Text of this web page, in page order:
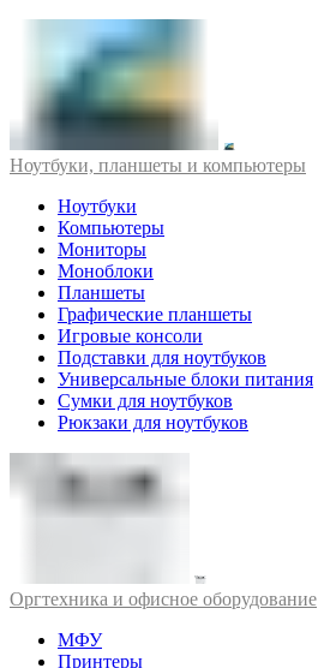
Ноутбуки, планшеты и компьютеры
Ноутбуки
Компьютеры
Мониторы
Моноблоки
Планшеты
Графические планшеты
Игровые консоли
Подставки для ноутбуков
Универсальные блоки питания
Сумки для ноутбуков
Рюкзаки для ноутбуков
Оргтехника и офисное оборудование
МФУ
Принтеры